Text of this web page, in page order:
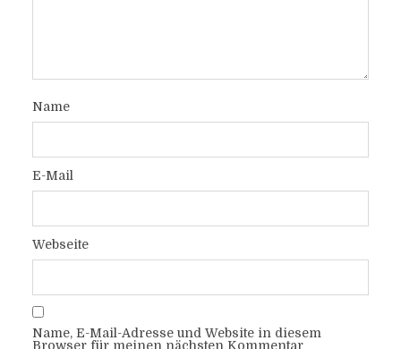
Name
E-Mail
Webseite
Name, E-Mail-Adresse und Website in diesem
Browser für meinen nächsten Kommentar